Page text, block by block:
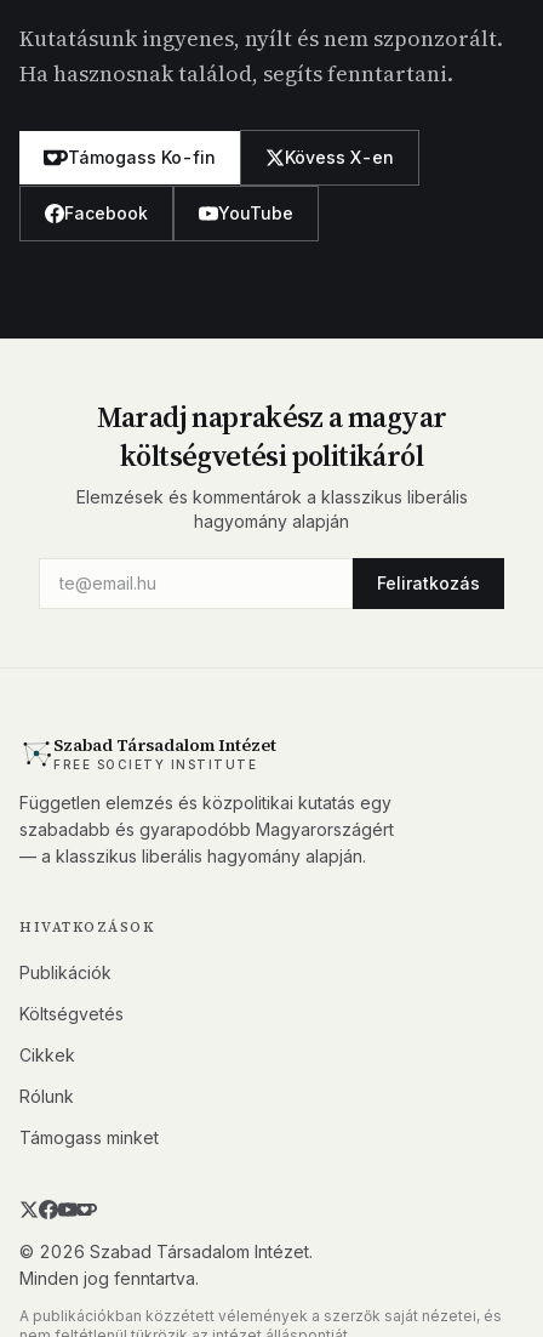
Kutatásunk ingyenes, nyílt és nem szponzorált.
Ha hasznosnak találod, segíts fenntartani.
Támogass Ko-fin Kövess X-en
Facebook YouTube
Maradj naprakész a magyar
költségvetési politikáról
Elemzések és kommentárok a klasszikus liberális
hagyomány alapján
Feliratkozás
Szabad Társadalom Intézet
FREE SOCIETY INSTITUTE
Független elemzés és közpolitikai kutatás egy
szabadabb és gyarapodóbb Magyarországért
— a klasszikus liberális hagyomány alapján.
HIVATKOZÁSOK
Publikációk
Költségvetés
Cikkek
Rólunk
Támogass minket
© 2026 Szabad Társadalom Intézet.
Minden jog fenntartva.
A publikációkban közzétett vélemények a szerzők saját nézetei, és